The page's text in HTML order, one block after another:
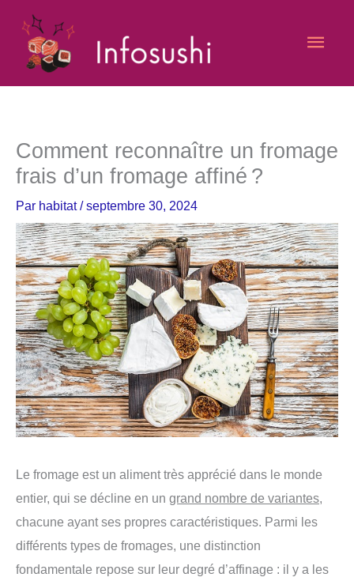
contenu
Comment reconnaître un fromage
frais d’un fromage affiné ?
Par habitat/septembre 30, 2024
Le fromage est un aliment très apprécié dans le monde
entier, qui se décline en un grand nombre de variantes,
chacune ayant ses propres caractéristiques. Parmi les
différents types de fromages, une distinction
fondamentale repose sur leur degré d’affinage : il y a les